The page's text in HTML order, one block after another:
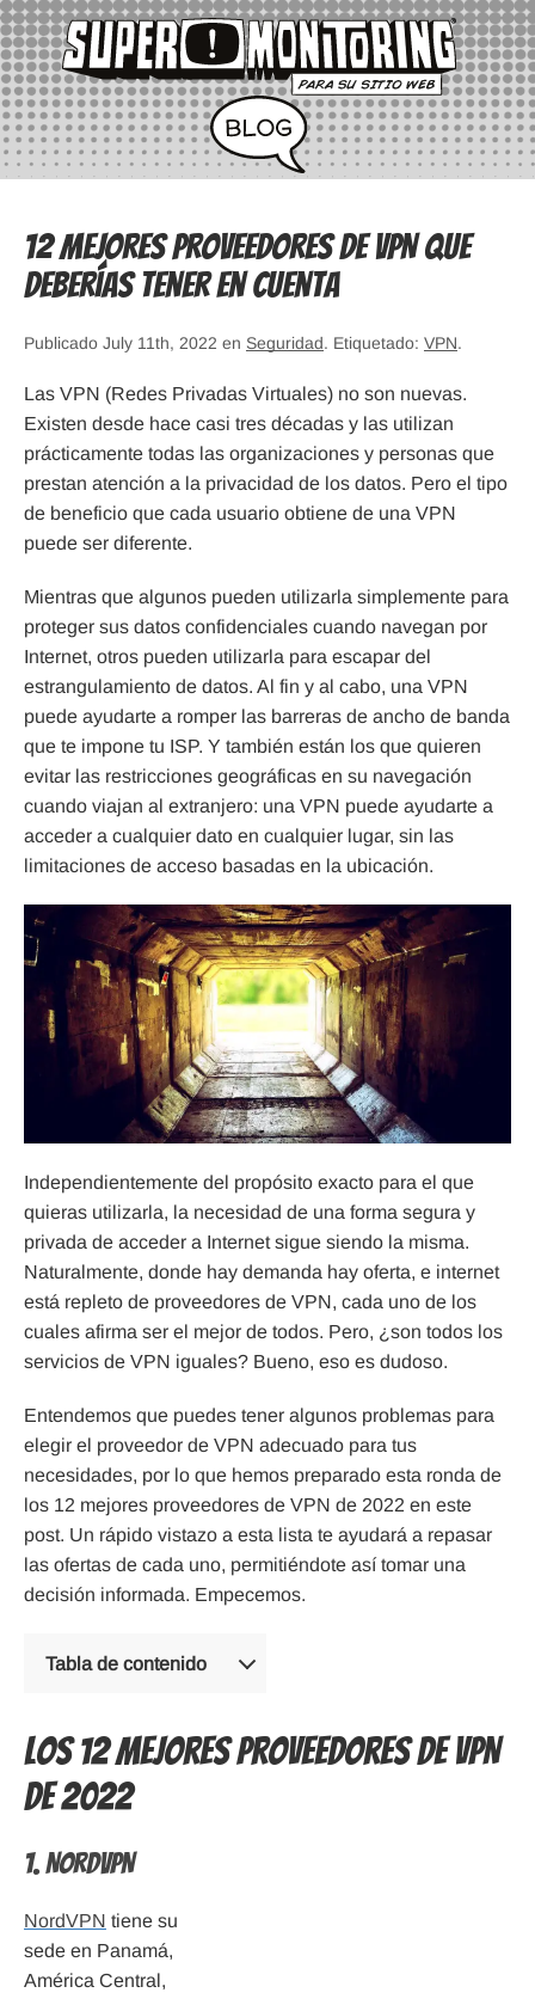
12 mejores proveedores de VPN que
deberías tener en cuenta
Publicado July 11th, 2022 en Seguridad. Etiquetado: VPN.
Las VPN (Redes Privadas Virtuales) no son nuevas.
Existen desde hace casi tres décadas y las utilizan
prácticamente todas las organizaciones y personas que
prestan atención a la privacidad de los datos. Pero el tipo
de beneficio que cada usuario obtiene de una VPN
puede ser diferente.
Mientras que algunos pueden utilizarla simplemente para
proteger sus datos confidenciales cuando navegan por
Internet, otros pueden utilizarla para escapar del
estrangulamiento de datos. Al fin y al cabo, una VPN
puede ayudarte a romper las barreras de ancho de banda
que te impone tu ISP. Y también están los que quieren
evitar las restricciones geográficas en su navegación
cuando viajan al extranjero: una VPN puede ayudarte a
acceder a cualquier dato en cualquier lugar, sin las
limitaciones de acceso basadas en la ubicación.
Independientemente del propósito exacto para el que
quieras utilizarla, la necesidad de una forma segura y
privada de acceder a Internet sigue siendo la misma.
Naturalmente, donde hay demanda hay oferta, e internet
está repleto de proveedores de VPN, cada uno de los
cuales afirma ser el mejor de todos. Pero, ¿son todos los
servicios de VPN iguales? Bueno, eso es dudoso.
Entendemos que puedes tener algunos problemas para
elegir el proveedor de VPN adecuado para tus
necesidades, por lo que hemos preparado esta ronda de
los 12 mejores proveedores de VPN de 2022 en este
post. Un rápido vistazo a esta lista te ayudará a repasar
las ofertas de cada uno, permitiéndote así tomar una
decisión informada. Empecemos.
Tabla de contenido
Los 12 mejores proveedores de VPN
de 2022
1. NordVPN
NordVPN tiene su
sede en Panamá,
América Central,